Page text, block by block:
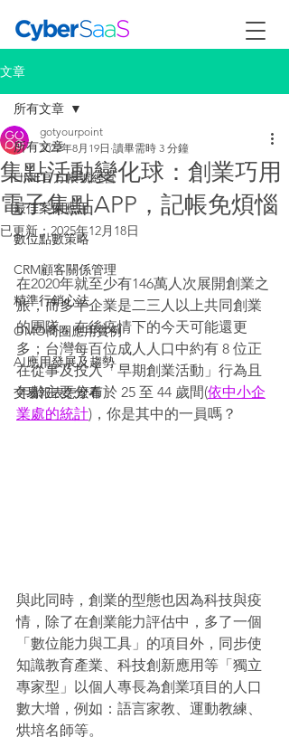
文章
所有文章
LINE官方帳號經營
最佳案例應用
數位點數策略
CRM顧客關係管理
精準行銷心法
OMO商圈應用實例
AI應用發展及趨勢
交易報表怎麼看
所有文章
集點活動變化球：創業巧用
電子集點APP，記帳免煩惱
gotyourpoint
2022年8月19日 讀畢需時 3 分鐘
已更新：2025年12月18日
在2020年就至少有146萬人次展開創業之
旅，而多半企業是二三人以上共同創業
的團隊，在後疫情下的今天可能還更
多；台灣每百位成人人口中約有 8 位正
在從事及投入「早期創業活動」行為且
年齡主要分布於 25 至 44 歲間(依中小企
業處的統計)，你是其中的一員嗎？
與此同時，創業的型態也因為科技與疫
情，除了在創業能力評估中，多了一個
「數位能力與工具」的項目外，同步使
知識教育產業、科技創新應用等「獨立
專家型」以個人專長為創業項目的人口
數大增，例如：語言家教、運動教練、
烘培名師等。